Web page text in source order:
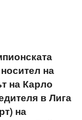
на
на Карло
в Лига
на